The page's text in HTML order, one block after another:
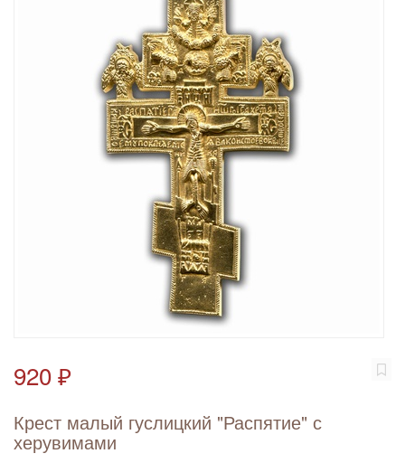
920 ₽
Крест малый гуслицкий "Распятие" с
херувимами